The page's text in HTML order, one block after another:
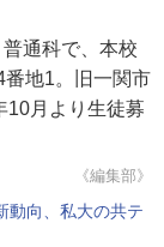
通科で、本校
番地1。旧一関市
10月より生徒募
《編集部》
動向、私大の共テ